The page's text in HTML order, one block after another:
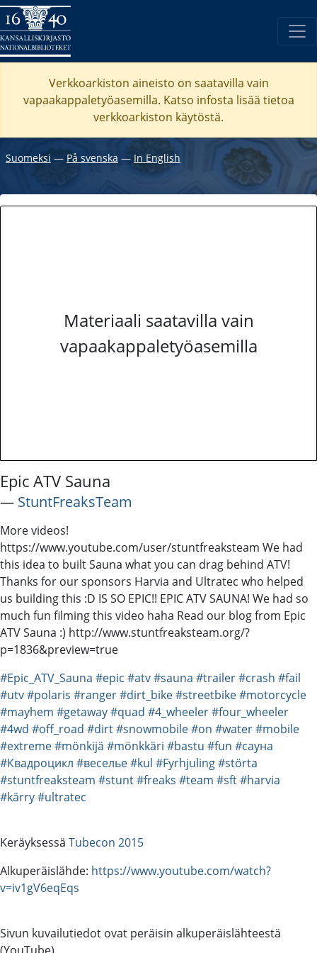
Verkkoarkiston aineisto on saatavilla vain
vapaakappaletyöasemilla. Katso infosta lisää tietoa
verkkoarkiston käytöstä.
Suomeksi ― På svenska ― In English
Materiaali saatavilla vain
vapaakappaletyöasemilla
Epic ATV Sauna
― StuntFreaksTeam
More videos!
https://www.youtube.com/user/stuntfreaksteam We had
this idea to built Sauna what you can drag behind ATV!
Thanks for our sponsors Harvia and Ultratec who helped
us building this :D IS SO EPIC!! EPIC ATV SAUNA! We had so
much fun filming this video haha Read our blog from Epic
ATV Sauna :) http://www.stuntfreaksteam.org/?
p=1836&preview=true
#Epic_ATV_Sauna #epic #atv#sauna #trailer#crash #fail
#utv#polaris #ranger#dirt_bike#streetbike#motorcycle
#mayhem #getaway#quad #4_wheeler#four_wheeler
#4wd #off_road #dirt#snowmobile#on #water#mobile
#extreme#mönkijä #mönkkäri #bastu #fun #сауна
#Квадроцикл #веселье#kul #Fyrhjuling#störta
#stuntfreaksteam #stunt#freaks #team #sft#harvia
#kärry#ultratec
Keräyksessä Tubecon 2015
Alkuperäislähde: https://www.youtube.com/watch?
v=iv1gV6eqEqs
Sivun kuvailutiedot ovat peräisin alkuperäislähteestä